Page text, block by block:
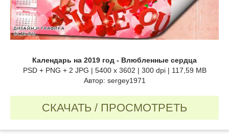
Календарь на 2019 год - Влюбленные сердца
PSD + PNG + 2 JPG | 5400 x 3602 | 300 dpi | 117,59 MB
Автор: sergey1971
СКАЧАТЬ / ПРОСМОТРЕТЬ